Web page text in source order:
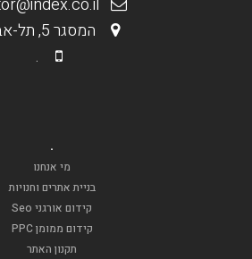
המסגר 5, תל-אביב
.
.
מי אנחנו
בניית אתרים וחנויות
קידום אורגני Seo
קידום ממומן PPC
תקנון האתר